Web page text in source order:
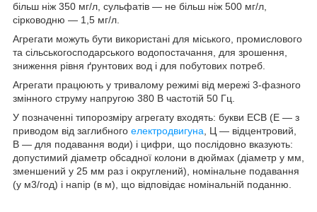
більш ніж 350 мг/л, сульфатів — не більш ніж 500 мг/л,
сірководню — 1,5 мг/л.
Агрегати можуть бути використані для міського, промислового
та сільськогосподарського водопостачання, для зрошення,
зниження рівня ґрунтових вод і для побутових потреб.
Агрегати працюють у тривалому режимі від мережі 3-фазного
змінного струму напругою 380 В частотій 50 Гц.
У позначенні типорозміру агрегату входять: букви ЕСВ (Е — з
приводом від заглибного електродвигуна, Ц — відцентровий,
В — для подавання води) і цифри, що послідовно вказують:
допустимий діаметр обсадної колони в дюймах (діаметр у мм,
зменшений у 25 мм раз і округлений), номінальне подавання
(у м3/год) і напір (в м), що відповідає номінальній поданню.